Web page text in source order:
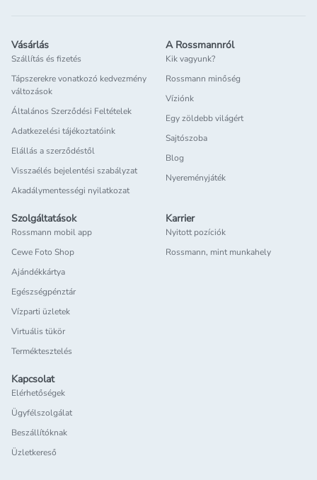
Vásárlás
Szállítás és fizetés
Tápszerekre vonatkozó kedvezmény
változások
Általános Szerződési Feltételek
Adatkezelési tájékoztatóink
Elállás a szerződéstől
Visszaélés bejelentési szabályzat
Akadálymentességi nyilatkozat
A Rossmannról
Kik vagyunk?
Rossmann minőség
Víziónk
Egy zöldebb világért
Sajtószoba
Blog
Nyereményjáték
Szolgáltatások
Rossmann mobil app
Cewe Foto Shop
Ajándékkártya
Egészségpénztár
Vízparti üzletek
Virtuális tükör
Terméktesztelés
Karrier
Nyitott pozíciók
Rossmann, mint munkahely
Kapcsolat
Elérhetőségek
Ügyfélszolgálat
Beszállítóknak
Üzletkereső